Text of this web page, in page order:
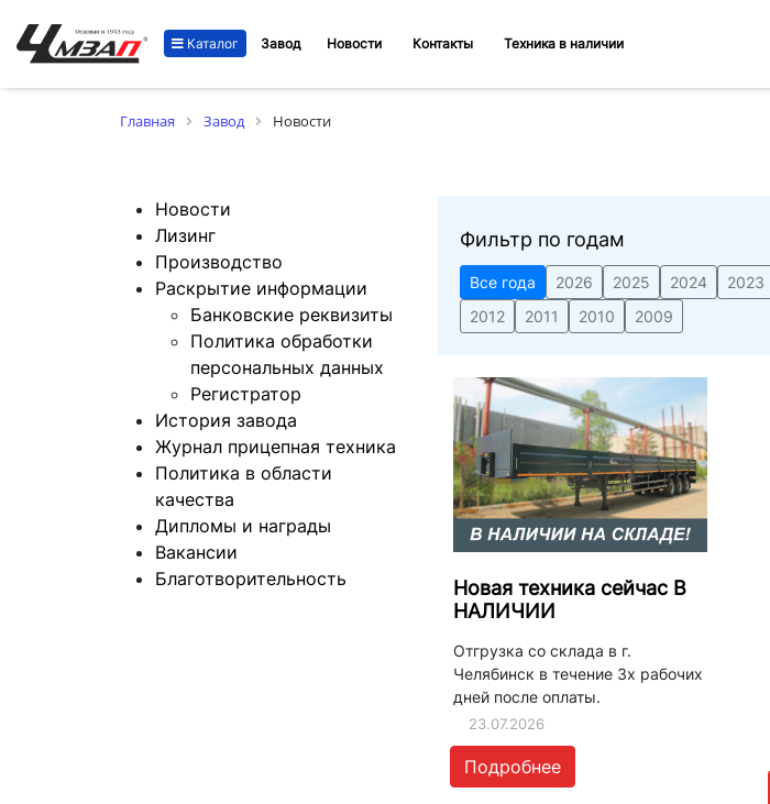
Каталог Завод Новости Контакты Техника в наличии
Главная Завод Новости
Новости
Лизинг
Производство
Раскрытие информации
Банковские реквизиты
Политика обработки
персональных данных
Регистратор
История завода
Журнал прицепная техника
Политика в области
качества
Дипломы и награды
Вакансии
Благотворительность
Фильтр по годам
Все года 2026 2025 2024 2023
2012
2011 2010 2009
Новая техника сейчас В
НАЛИЧИИ
Отгрузка со склада в г.
Челябинск в течение 3х рабочих
дней после оплаты.
23.07.2026
Подробнее